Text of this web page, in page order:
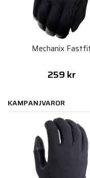
Mechanix
259 kr
KAMPANJVAROR